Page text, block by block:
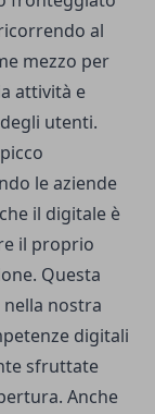
al
mezzo per
attività e
utenti.
le aziende
il digitale è
il proprio
Questa
nostra
digitali
sfruttate
Anche